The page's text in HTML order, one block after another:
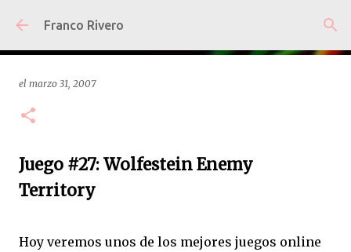
Ir al contenido principal
Franco Rivero
el marzo 31, 2007
Juego #27: Wolfestein Enemy
Territory
Hoy veremos unos de los mejores juegos online